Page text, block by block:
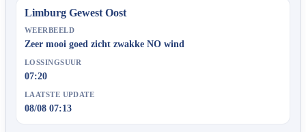
Limburg Gewest Oost
WEERBEELD
Zeer mooi goed zicht zwakke NO wind
LOSSINGSUUR
07:20
LAATSTE UPDATE
08/08 07:13